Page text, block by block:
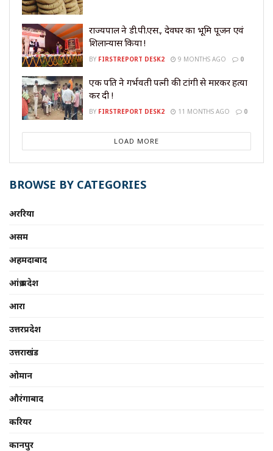
राज्यपाल ने डी.पी.एस., देवघर का भूमि पूजन एवं
शिलान्यास किया !
BY FIRSTREPORT DESK2 9 MONTHS AGO 0
एक पति ने गर्भवती पत्नी की टांगी से मारकर हत्या
कर दी !
BY FIRSTREPORT DESK2 11 MONTHS AGO 0
LOAD MORE
BROWSE BY CATEGORIES
अररिया
असम
अहमदाबाद
आंध्र प्रदेश
आरा
उत्तरप्रदेश
उत्तराखंड
ओमान
औरंगाबाद
करियर
कानपुर